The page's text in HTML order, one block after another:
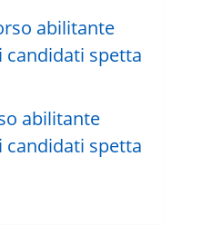
abilitante
candidati spetta